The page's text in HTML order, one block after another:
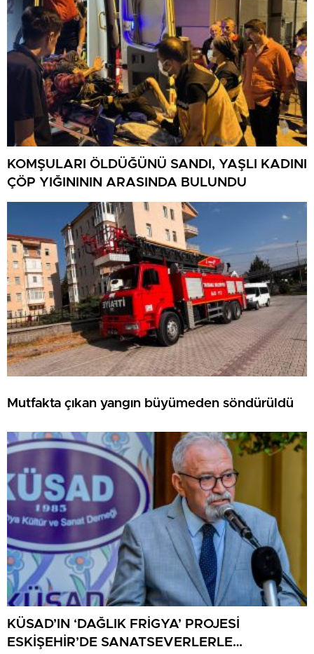
KOMŞULARI ÖLDÜĞÜNÜ SANDI, YAŞLI KADINI
ÇÖP YIĞINININ ARASINDA BULUNDU
Mutfakta çıkan yangın büyümeden söndürüldü
KÜSAD’IN ‘DAĞLIK FRİGYA’ PROJESİ
ESKİŞEHİR’DE SANATSEVERLERLE